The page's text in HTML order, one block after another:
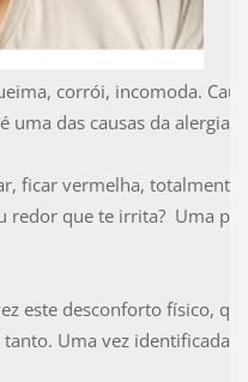
corrói, incomoda.
das causas da alergia.
ficar vermelha,
redor que te irrita? Uma
este desconforto físico,
Uma vez identificada a